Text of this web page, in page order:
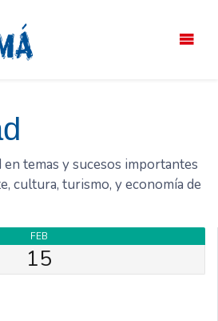
en temas y sucesos importantes
cultura, turismo, y economía de
FEB
15